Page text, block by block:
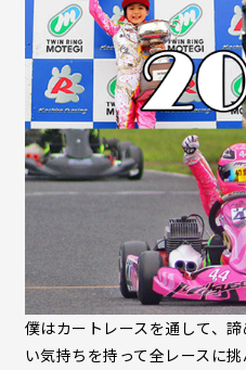
僕はカートレースを通して、
い気持ちを持って全レースに挑